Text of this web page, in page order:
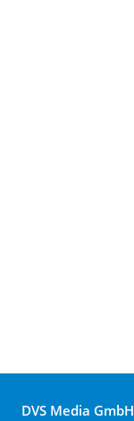
DVS Media GmbH